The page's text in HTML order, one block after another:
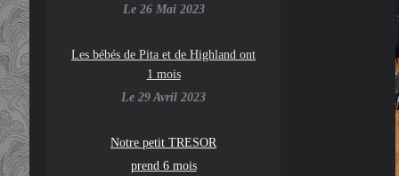
Le 26 Mai 2023
Les bébés de Pita et de Highland ont
1 mois
Le 29 Avril 2023
Notre petit TRESOR
prend 6 mois